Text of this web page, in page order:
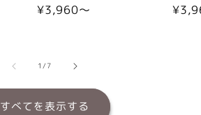
通
¥3,960〜
通
1/の
7
すべてを表示する